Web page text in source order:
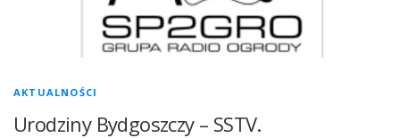
AKTUALNOŚCI
Urodziny Bydgoszczy – SSTV.